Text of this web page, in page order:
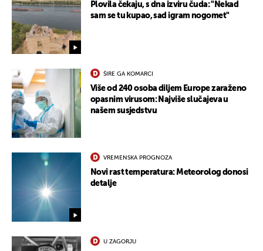
Plovila čekaju, s dna izviru čuda: "Nekad
sam se tu kupao, sad igram nogomet"
ŠIRE GA KOMARCI
Više od 240 osoba diljem Europe zaraženo
opasnim virusom: Najviše slučajeva u
našem susjedstvu
VREMENSKA PROGNOZA
Novi rast temperatura: Meteorolog donosi
detalje
U ZAGORJU